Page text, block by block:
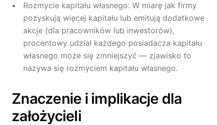
Rozmycie kapitału własnego: W miarę jak firmy
pozyskują więcej kapitału lub emitują dodatkowe
akcje (dla pracowników lub inwestorów),
procentowy udział każdego posiadacza kapitału
własnego może się zmniejszyć — zjawisko to
nazywa się rozmyciem kapitału własnego.
Znaczenie i implikacje dla
założycieli